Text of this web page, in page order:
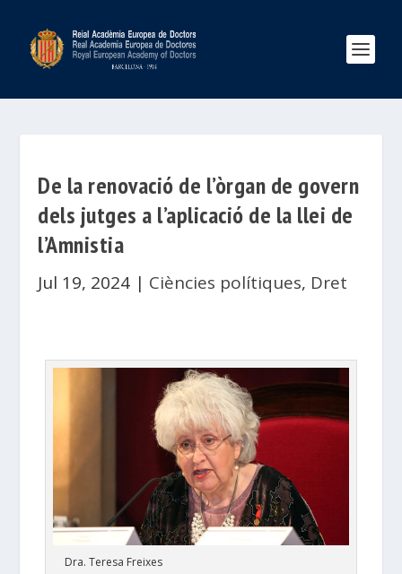
De la renovació de l’òrgan de govern
dels jutges a l’aplicació de la llei de
l’Amnistia
Jul 19, 2024 | Ciències polítiques, Dret
Dra. Teresa Freixes